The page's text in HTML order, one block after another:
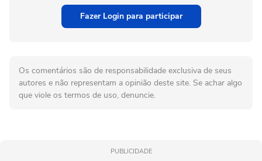
Fazer Login para participar
Os comentários são de responsabilidade exclusiva de seus
autores e não representam a opinião deste site. Se achar algo
que viole os termos de uso, denuncie.
PUBLICIDADE